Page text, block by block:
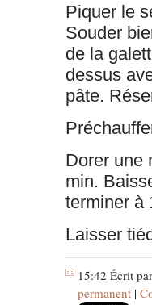
Piquer le
Souder
de la
dessus
pâte.
Dorer une
min.
terminer à
Laisser
15:42 Écrit
permanent |